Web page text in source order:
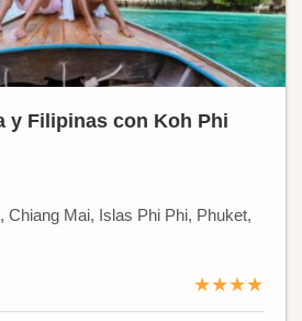
y Filipinas con Koh Phi
Chiang Mai, Islas Phi Phi, Phuket,
★★★★